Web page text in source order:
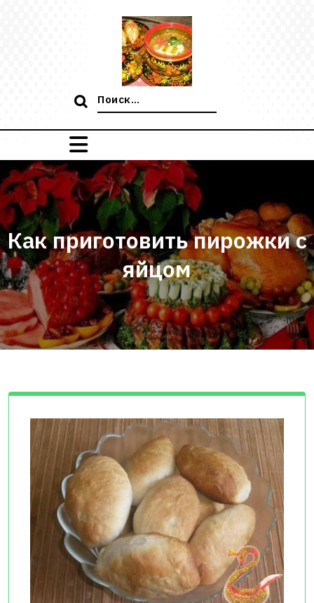
Поиск:
Как приготовить пирожки с
яйцом